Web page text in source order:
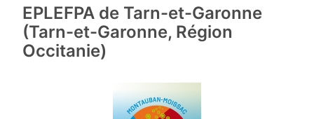
EPLEFPA de Tarn-et-Garonne
(Tarn-et-Garonne, Région
Occitanie)